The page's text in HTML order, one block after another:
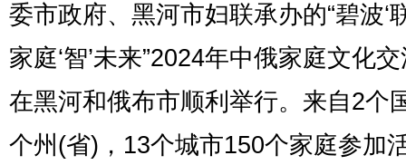
委市政府、黑河市妇联承办的“碧波‘
家庭‘智’未来”2024年中俄家庭文化
在黑河和俄布市顺利举行。来自2个
个州(省)，13个城市150个家庭参加